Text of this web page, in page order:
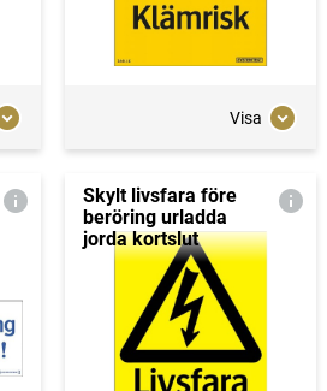
Visa
Skylt livsfara före
beröring urladda
jorda kortslut